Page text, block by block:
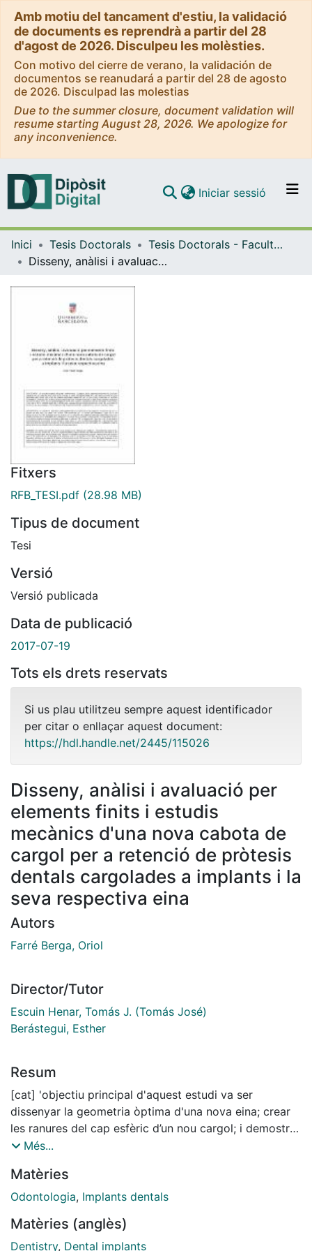
Amb motiu del tancament d'estiu, la validació
de documents es reprendrà a partir del 28
d'agost de 2026. Disculpeu les molèsties.
Con motivo del cierre de verano, la validación de
documentos se reanudará a partir del 28 de agosto
de 2026. Disculpad las molestias
Due to the summer closure, document validation will
resume starting August 28, 2026. We apologize for
any inconvenience.
Navega per tot el DD
Iniciar sessió (current)
Inici Tesis Doctorals
Tesis Doctorals - Facultat – Odontologia
Disseny, anàlisi i avaluació per elements finits i estudis mecànics d'una nova cabota de cargol per a retenció de pròtesis dentals cargolades a implants i la seva respectiva eina
Fitxers
RFB_TESI.pdf (28.98 MB)
Tipus de document
Tesi
Versió
Versió publicada
Data de publicació
2017-07-19
Tots els drets reservats
Si us plau utilitzeu sempre aquest identificador
per citar o enllaçar aquest document:
https://hdl.handle.net/2445/115026
Disseny, anàlisi i avaluació per
elements finits i estudis
mecànics d'una nova cabota de
cargol per a retenció de pròtesis
dentals cargolades a implants i la
seva respectiva eina
Autors
Farré Berga, Oriol
Director/Tutor
Escuin Henar, Tomás J. (Tomás José)
Berástegui, Esther
Resum
[cat] 'objectiu principal d'aquest estudi va ser
dissenyar la geometria òptima d'una nova eina; crear
les ranures del cap esfèric d’un nou cargol; i demostrar
la seva resistència a un parell de fins a 40 N·cm a una
d'elements finits no lineals. Un objectiu secundari va
ser crear un sistema infal·lible i fàcilment
la geometria de l’eina, que funcionen a qualsevol
angulació de 0 a 30°, es van generar utilitzant el
Més...
Matèries
Odontologia, Implants dentals
Matèries (anglès)
Dentistry, Dental implants